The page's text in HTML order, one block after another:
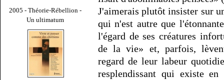
2005 - Théorie-Rébellion -
Un ultimatum
J'aimerais plutôt insister sur
qui n'est autre que
l'égard de ses créatures
de la vie» et, parfois,
regard de leur labeur
resplendissant qui existe